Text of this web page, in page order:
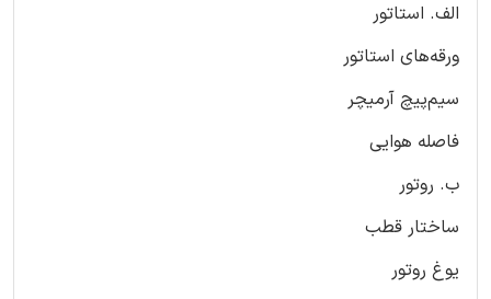
الف. استاتور
ورقه‌های استاتور
سیم‌پیچ آرمیچر
فاصله هوایی
ب. روتور
ساختار قطب
یوغ روتور